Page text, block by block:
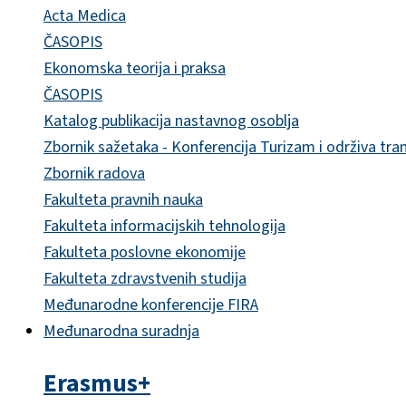
Acta Medica
ČASOPIS
Ekonomska teorija i praksa
ČASOPIS
Katalog publikacija nastavnog osoblja
Zbornik sažetaka - Konferencija Turizam i održiva
Zbornik radova
Fakulteta pravnih nauka
Fakulteta informacijskih tehnologija
Fakulteta poslovne ekonomije
Fakulteta zdravstvenih studija
Međunarodne konferencije FIRA
Međunarodna suradnja
Erasmus+